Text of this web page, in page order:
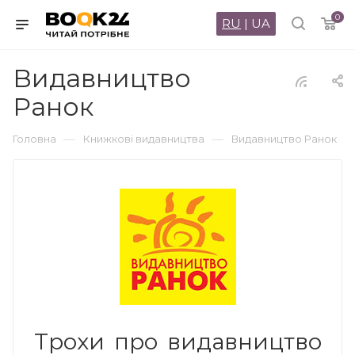
0
RU | UA
Видавництво
Ранок
Головна — Книжкові видавництва — Видавництво Ранок
Трохи про видавництво